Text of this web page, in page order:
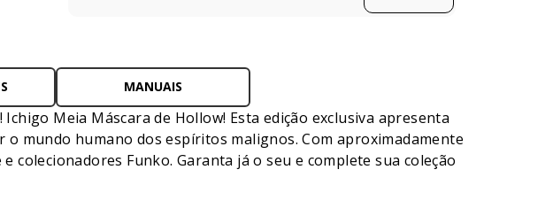
MANUAIS
Meia Máscara de Hollow! Esta edição exclusiva apresenta
mundo humano dos espíritos malignos. Com aproximadamente
Funko. Garanta já o seu e complete sua coleção